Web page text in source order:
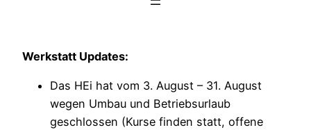
Werkstatt Updates:
Das HEi hat vom 3. August – 31. August
wegen Umbau und Betriebsurlaub
geschlossen (Kurse finden statt, offene